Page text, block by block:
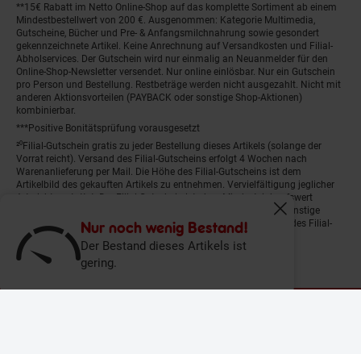
Nur noch wenig Bestand!
Der Bestand dieses Artikels ist
gering.
Fenster
**15€ Rabatt im Netto Online-Shop auf das komplette Sortiment ab einem
Mindestbestellwert von 200 €. Ausgenommen: Kategorie Multimedia,
Gutscheine, Bücher und Pre- & Anfangsmilchnahrung sowie gesondert
gekennzeichnete Artikel. Keine Anrechnung auf Versandkosten und Filial-
Abholservices. Der Gutschein wird nur einmalig an Neuanmelder für den
Online-Shop-Newsletter versendet. Nur online einlösbar. Nur ein Gutschein
pro Person und Bestellung. Restbeträge werden nicht ausgezahlt. Nicht mit
anderen Aktionsvorteilen (PAYBACK oder sonstige Shop-Aktionen)
kombinierbar.
***Positive Bonitätsprüfung vorausgesetzt
²⁰Filial-Gutschein gratis zu jeder Bestellung dieses Artikels (solange der
Vorrat reicht). Versand des Filial-Gutscheins erfolgt 4 Wochen nach
Warenanlieferung per Mail. Die Höhe des Filial-Gutscheins ist dem
Artikelbild des gekauften Artikels zu entnehmen. Vervielfältigung jeglicher
Art nicht gestattet. Der Filial-Gutschein ist ohne Mindesteinkaufswert
einlösbar. Nicht mit anderen Aktionsvorteilen (PAYBACK oder sonstige
Shop-Aktionen) kombinierbar. Der jeweilige Gültigkeitszeitraum des Filial-
Gutscheins ist darauf vermerkt.